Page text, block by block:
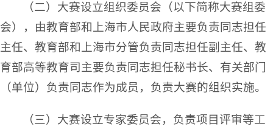
（二）大赛设立组织委员会（以下简称大赛组委
会），由教育部和上海市人民政府主要负责同志担任
主任、教育部和上海市分管负责同志担任副主任、教
育部高等教育司主要负责同志担任秘书长、有关部门
（单位）负责同志作为成员，负责大赛的组织实施。
（三）大赛设立专家委员会，负责项目评审等工